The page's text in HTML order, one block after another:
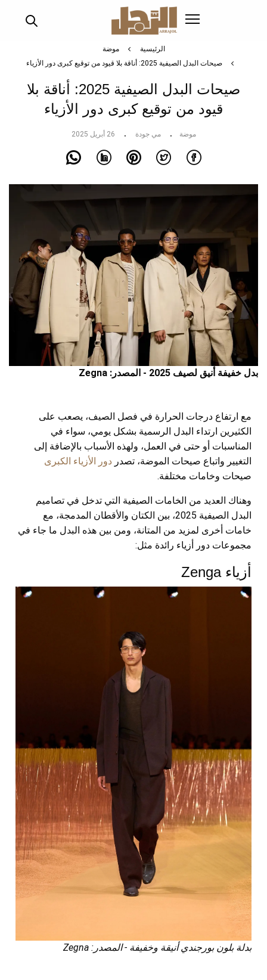
الرئيسية
موضة
صيحات البدل الصيفية 2025: أناقة بلا قيود من توقيع كبرى دور الأزياء
صيحات البدل الصيفية 2025: أناقة بلا
قيود من توقيع كبرى دور الأزياء
موضة مي جودة 26 أبريل 2025
بدل خفيفة أنيق لصيف 2025 - المصدر: Zegna
مع ارتفاع درجات الحرارة في فصل الصيف، يصعب على
الكثيرين ارتداء البدل الرسمية بشكل يومي، سواء في
المناسبات أو حتى في العمل، ولهذه الأسباب بالإضافة إلى
التغيير واتباع صيحات الموضة، تصدر دور الأزياء الكبرى
صيحات وخامات مختلفة.
وهناك العديد من الخامات الصيفية التي تدخل في تصاميم
البدل الصيفية 2025، بين الكتان والأقطان المدمجة، مع
خامات أخرى لمزيد من المتانة، ومن بين هذه البدل ما جاء في
مجموعات دور أزياء رائدة مثل:
أزياء Zenga
بدلة بلون بورجندي أنيقة وخفيفة - المصدر: Zegna